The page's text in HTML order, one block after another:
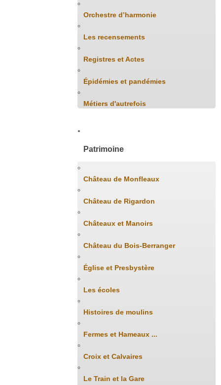
Orchestre d’harmonie
Les recensements
Registres et Actes
Épidémies et pandémies
Métiers d'autrefois
Patrimoine
Château de Monfleaux
Château de Rigardon
Châteaux et Manoirs
Château du Bois-Berranger
Église et Presbystère
Les écoles
Histoires de moulins
Fermes et Hameaux ...
Croix et Calvaires
Le Train et la Gare